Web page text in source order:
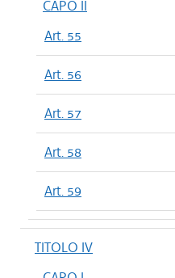
CAPO II
Art. 55
Art. 56
Art. 57
Art. 58
Art. 59
TITOLO IV